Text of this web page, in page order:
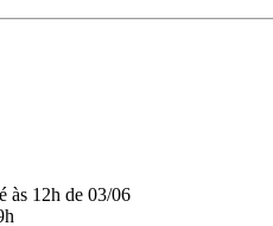
às 12h de 03/06